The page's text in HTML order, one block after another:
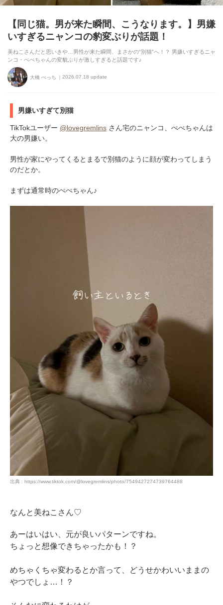
【同じ猫。男が来た瞬間、こうなります。】男嫌
いすぎるニャンコの豹変ぶりが話題！
美ねこさんだと思いきや…男性が来た瞬間、まさかの“別猫”へ！？ 男嫌いすぎるニャ
ンコ・ぺぺちゃんの変貌ぶりが激しすぎると話題です♪
大橋 ぺっち 2026.07.18 update
男嫌いすぎて別猫
TikTokユーザー @lovegremlins さん宅のニャンコ、ぺぺちゃんは
大の男嫌い。
男性が家にやってくるとまるで別猫のように顔が変わってしまう
のだとか。
まずは通常時のぺぺちゃん♪
出典 : https://www.tiktok.com/@lovegremlins/photo/7549427274739764488
なんと美ねこさん♡
あーはいはい、元が良いパターンですね。
ちょっと想像できちゃったかも！？
めちゃくちゃ変わるとか言って、どうせかわいいままの
やつでしょ…！？